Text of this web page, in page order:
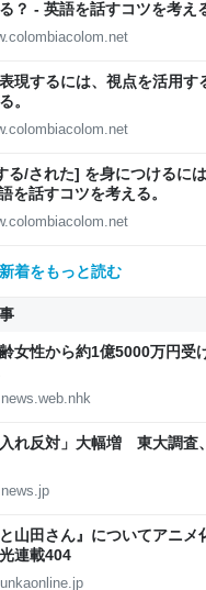
？ - 英語を話すコツを考え
現するには、視点を活用す
。
る/された] を身につけるに
を話すコツを考える。
着をもっと読む
女性から約1億5000万円受
news.web.nhk
入れ反対」大幅増 東大調査
news.jp
と山田さん』についてアニメ
連載404